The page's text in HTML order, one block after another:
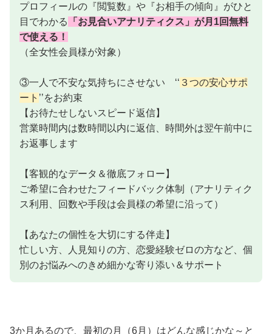
プロフィールの『閲覧数』や『お相手の傾向』がひと
目でわかる
「お見合いアナリティクス」が月1回無料
で使える！
（全女性会員様が対象）
③一人で不安な気持ちにさせない ‘‘ ３つの安心サポ
ート ’’をお約束
【お待たせしないスピード返信】
営業時間内は数時間以内に返信、時間外は翌午前中に
お返事します
【客観的なデータ＆徹底フォロー】
ご希望に合わせたフィードバック体制（アナリティク
ス利用、回数や手段は会員様の希望に沿って）
【あなたの個性を大切にする伴走】
忙しい方、人見知りの方、恋愛経験ゼロの方など、個
別のお悩みへのきめ細かな寄り添い＆サポート
3か月あるので、最初の月（6月）はどんな感じかな～と